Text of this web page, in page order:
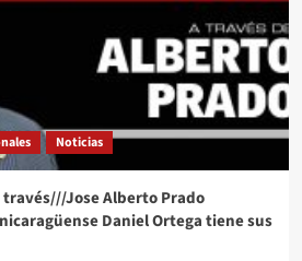
Noticias
través///Jose Alberto Prado
Daniel Ortega tiene sus